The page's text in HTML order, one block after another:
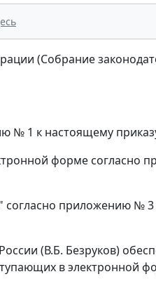
(Собрание
№ 1 к настоящему
форме согласно
согласно приложению №
(В.Б. Безруков)
в электронной